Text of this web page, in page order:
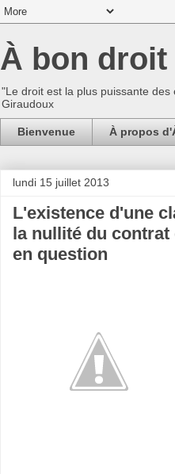
À bon droit
"Le droit est la plus puissante
Giraudoux
Bienvenue À propos
lundi 15 juillet 2013
L'existence d'une
la nullité du contrat
en question